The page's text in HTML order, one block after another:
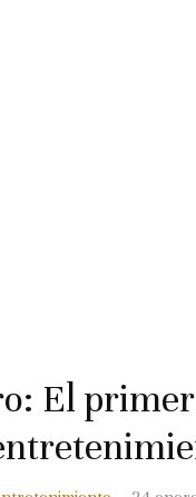
El